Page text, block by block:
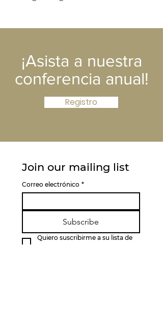
¡Asista a nuestra
conferencia anual!
Registro
Join our mailing list
Correo electrónico *
Subscribe
Quiero suscribirme a su lista de